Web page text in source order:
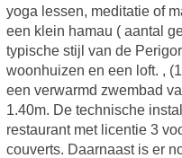
yoga lessen, meditatie of
een klein hamau ( aantal
typische stijl van de
woonhuizen en een loft. ,
een verwarmd zwembad
1.40m. De technische
restaurant met licentie 3
couverts. Daarnaast is er